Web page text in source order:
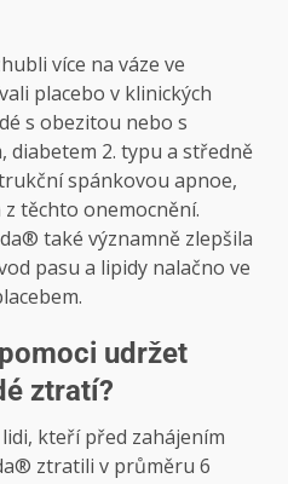
více na váze ve
placebo v klinických
s obezitou nebo s
diabetem 2. typu a středně
spánkovou apnoe,
těchto onemocnění.
také významně zlepšila
pasu a lipidy nalačno ve
udržet
ztratí?
kteří před zahájením
ztratili v průměru 6